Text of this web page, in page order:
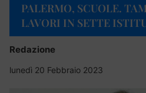
PALERMO, SCUOLE.
LAVORI IN SETTE
Redazione
lunedì 20 Febbraio 2023